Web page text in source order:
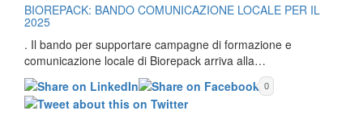
BIOREPACK: BANDO COMUNICAZIONE LOCALE PER IL
2025
. Il bando per supportare campagne di formazione e
comunicazione locale di Biorepack arriva alla…
0